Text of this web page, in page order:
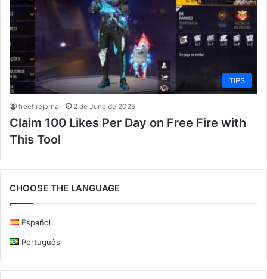
TIPS
freefirejornal 2 de June de 2025
Claim 100 Likes Per Day on Free Fire with
This Tool
CHOOSE THE LANGUAGE
Español
Português